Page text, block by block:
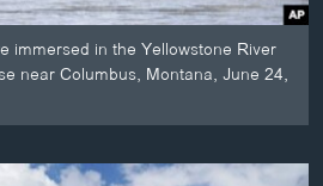
immersed in the Yellowstone River
near Columbus, Montana, June 24,